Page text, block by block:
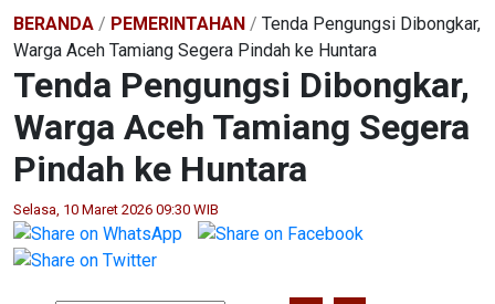
BERANDA / PEMERINTAHAN / Tenda Pengungsi Dibongkar,
Warga Aceh Tamiang Segera Pindah ke Huntara
Tenda Pengungsi Dibongkar,
Warga Aceh Tamiang Segera
Pindah ke Huntara
Selasa, 10 Maret 2026 09:30 WIB